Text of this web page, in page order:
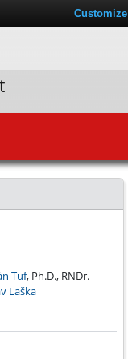
Tuf, Ph.D., RNDr.
Laška
Customize